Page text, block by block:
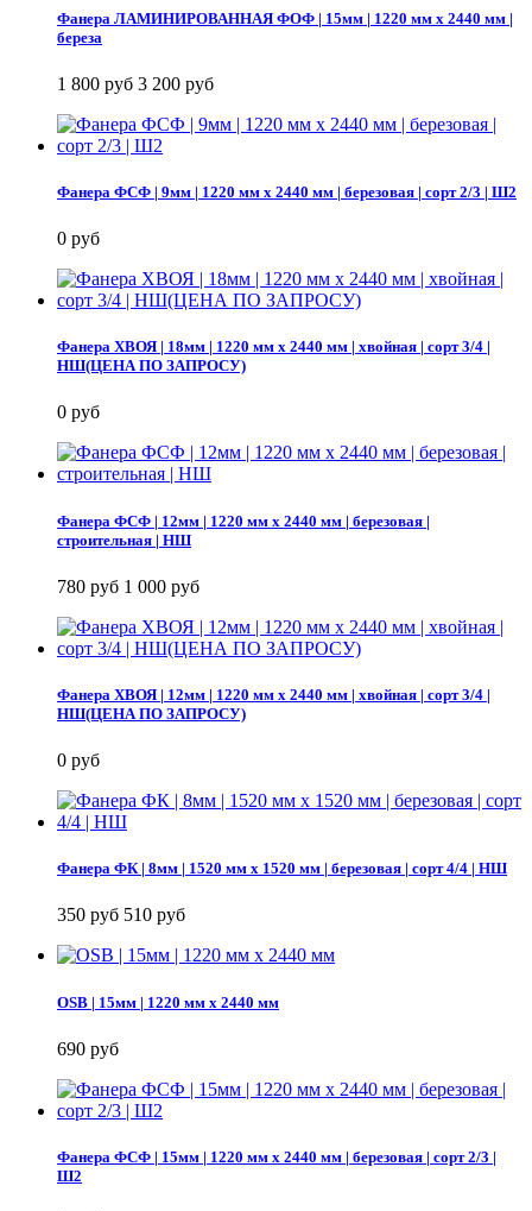
Фанера ЛАМИНИРОВАННАЯ ФОФ | 15мм | 1220 мм х 2440 мм |
береза
1 800 руб 3 200 руб
Фанера ФСФ | 9мм | 1220 мм х 2440 мм | березовая | сорт 2/3 | Ш2
0 руб
Фанера ХВОЯ | 18мм | 1220 мм х 2440 мм | хвойная | сорт 3/4 |
НШ(ЦЕНА ПО ЗАПРОСУ)
0 руб
Фанера ФСФ | 12мм | 1220 мм х 2440 мм | березовая |
строительная | НШ
780 руб 1 000 руб
Фанера ХВОЯ | 12мм | 1220 мм х 2440 мм | хвойная | сорт 3/4 |
НШ(ЦЕНА ПО ЗАПРОСУ)
0 руб
Фанера ФК | 8мм | 1520 мм х 1520 мм | березовая | сорт 4/4 | НШ
350 руб 510 руб
OSB | 15мм | 1220 мм х 2440 мм
690 руб
Фанера ФСФ | 15мм | 1220 мм х 2440 мм | березовая | сорт 2/3 |
Ш2